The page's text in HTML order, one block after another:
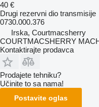
40 €
Drugi rezervni dio transmisije
0730.000.376
Irska, Courtmacsherry
COURTMACSHERRY
Kontaktirajte prodavca
Prodajete tehniku?
Učinite to sa nama!
Postavite oglas